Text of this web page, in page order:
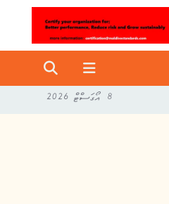
8 އޯގަސްޓް 2026